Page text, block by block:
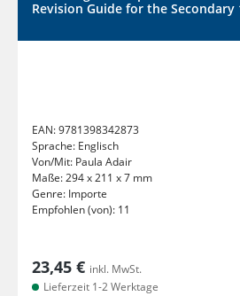
Revision Guide for the
EAN:9781398342873
Sprache: Englisch
Von/Mit: Paula Adair
Maße:294 x 211 x 7 mm
Genre: Importe
Empfohlen (von): 11
23,45 € inkl. MwSt.
Lieferzeit 1-2 Werktage